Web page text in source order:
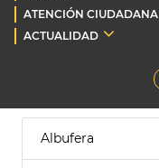
ATENCIÓN CIUDADANA
ACTUALIDAD
Albufera